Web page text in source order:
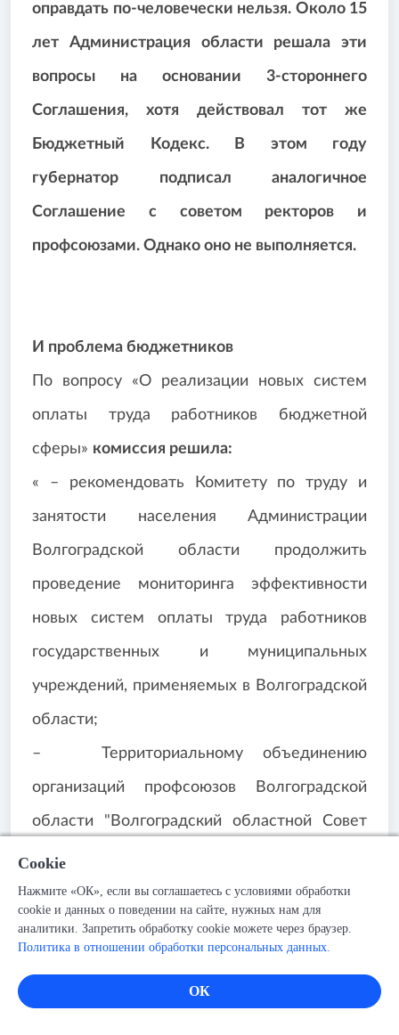
оправдать по-человечески нельзя. Около 15
лет Администрация области решала эти
вопросы на основании 3-стороннего
Соглашения, хотя действовал тот же
Бюджетный Кодекс. В этом году
губернатор подписал аналогичное
Соглашение с советом ректоров и
профсоюзами. Однако оно не выполняется.
И проблема бюджетников
По вопросу «О реализации новых систем
оплаты труда работников бюджетной
сферы» комиссия решила:
« – рекомендовать Комитету по труду и
занятости населения Администрации
Волгоградской области продолжить
проведение мониторинга эффективности
новых систем оплаты труда работников
государственных и муниципальных
учреждений, применяемых в Волгоградской
области;
– Территориальному объединению
организаций профсоюзов Волгоградской
области "Волгоградский областной Совет
профсоюзов" организовать проведение
аналогичного мониторинга;
– включить в план работы Волгоградской
областной трехсторонней комиссии по
регулированию социально-трудовых
Cookie
Нажмите «ОК», если вы соглашаетесь с условиями обработки
cookie и данных о поведении на сайте, нужных нам для
аналитики. Запретить обработку cookie можете через браузер.
Политика в отношении обработки персональных данных.
ОК